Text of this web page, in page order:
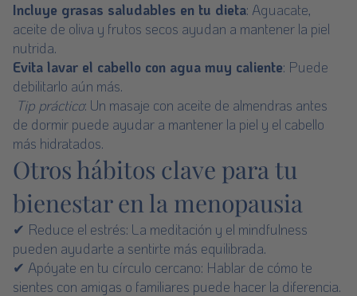
Incluye grasas saludables en tu dieta: Aguacate,
aceite de oliva y frutos secos ayudan a mantener la piel
nutrida.
Evita lavar el cabello con agua muy caliente: Puede
debilitarlo aún más.
Tip práctico: Un masaje con aceite de almendras antes
de dormir puede ayudar a mantener la piel y el cabello
más hidratados.
Otros hábitos clave para tu
bienestar en la menopausia
✔ Reduce el estrés: La meditación y el mindfulness
pueden ayudarte a sentirte más equilibrada.
✔ Apóyate en tu círculo cercano: Hablar de cómo te
sientes con amigas o familiares puede hacer la diferencia.